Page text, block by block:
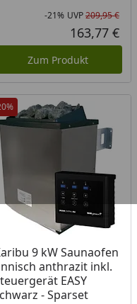
ProzentPreis
Preis
-21% UVP209,95 €
163,77 €
Zum Produkt
9 kW Saunaofen
anthrazit inkl.
EASY
- Sparset
am Lager